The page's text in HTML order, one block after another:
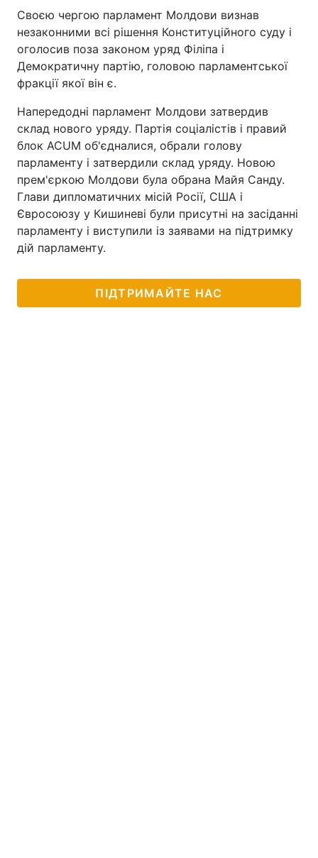
Своєю чергою парламент Молдови визнав
незаконними всі рішення Конституційного суду і
оголосив поза законом уряд Філіпа і
Демократичну партію, головою парламентської
фракції якої він є.
Напередодні парламент Молдови затвердив
склад нового уряду. Партія соціалістів і правий
блок ACUM об'єдналися, обрали голову
парламенту і затвердили склад уряду. Новою
прем'єркою Молдови була обрана Майя Санду.
Глави дипломатичних місій Росії, США і
Євросоюзу у Кишиневі були присутні на засіданні
парламенту і виступили із заявами на підтримку
дій парламенту.
ПІДТРИМАЙТЕ НАС